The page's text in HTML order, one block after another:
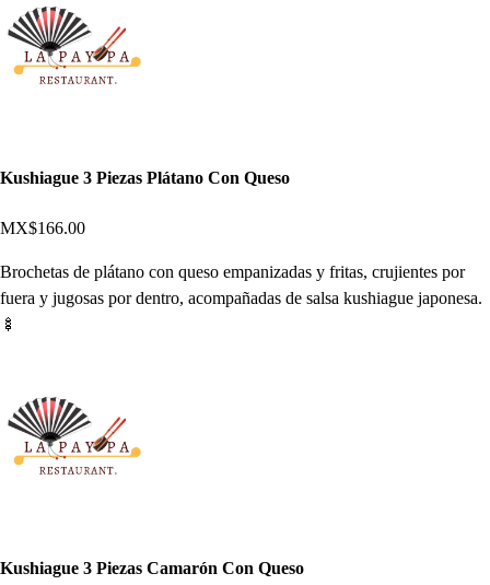
Kushiague 3 Piezas Plátano Con Queso
MX$166.00
Brochetas de plátano con queso empanizadas y fritas, crujientes por
fuera y jugosas por dentro, acompañadas de salsa kushiague japonesa.
🍢
Kushiague 3 Piezas Camarón Con Queso